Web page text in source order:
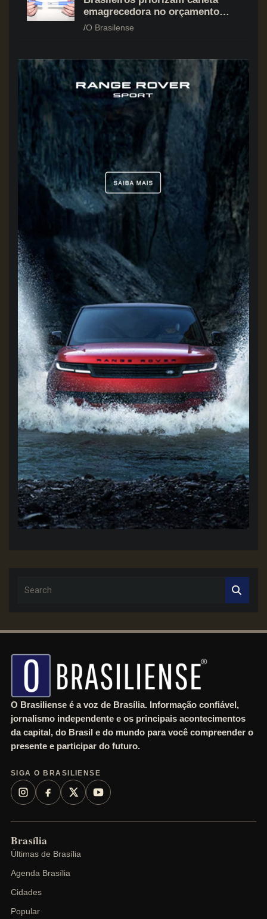
emagrecedora no orçamento
mesmo em situação de aperto
O Brasilense
c
O Brasiliense é a voz de Brasília. Informação confiável,
jornalismo independente e os principais acontecimentos
da capital, do Brasil e do mundo para você compreender o
presente e participar do futuro.
SIGA O BRASILIENSE
Brasília
Últimas de Brasília
Agenda Brasília
Cidades
Popular